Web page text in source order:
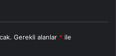
Gerekli alanlar * ile